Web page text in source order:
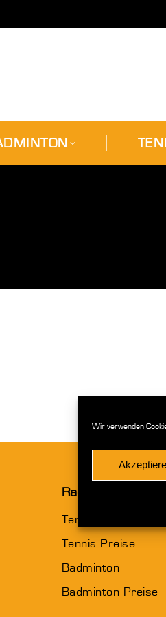
Wir verwenden
Racket
Tennis
Tennis Preise
Badminton
Badminton Preise